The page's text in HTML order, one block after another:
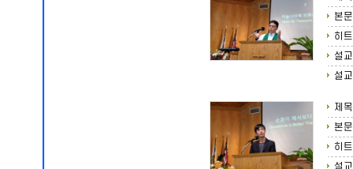
본문
히트
설
설
제목
본문
히트
설